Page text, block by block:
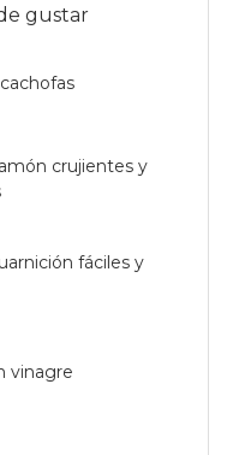
gustar
crujientes y
fáciles y
vinagre